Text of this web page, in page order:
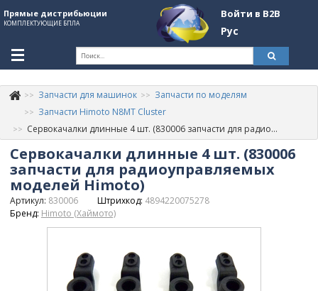
Прямые дистрибьюции
КОМПЛЕКТУЮЩИЕ БПЛА
Войти в B2B
Рус
+380507774092
Информация о компании
About Company
Обзоры
Категории
Запчасти для машинок
Запчасти по моделям
Запчасти Himoto N8MT Cluster
Сервокачалки длинные 4 шт. (830006 запчасти для радиоуправляемых моделей Himoto)
Сервокачалки длинные 4 шт. (830006
запчасти для радиоуправляемых
моделей Himoto)
Артикул: 830006 Штрихкод: 4894220075278
Бренд: Himoto (Хаймото)